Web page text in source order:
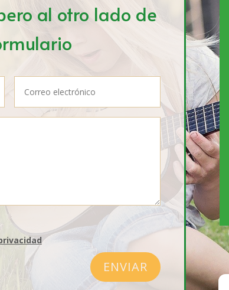
al otro lado de
ENVIAR